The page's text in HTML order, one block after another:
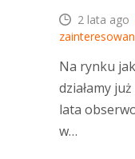
2 lata ago
Na rynku
działamy
lata
w…